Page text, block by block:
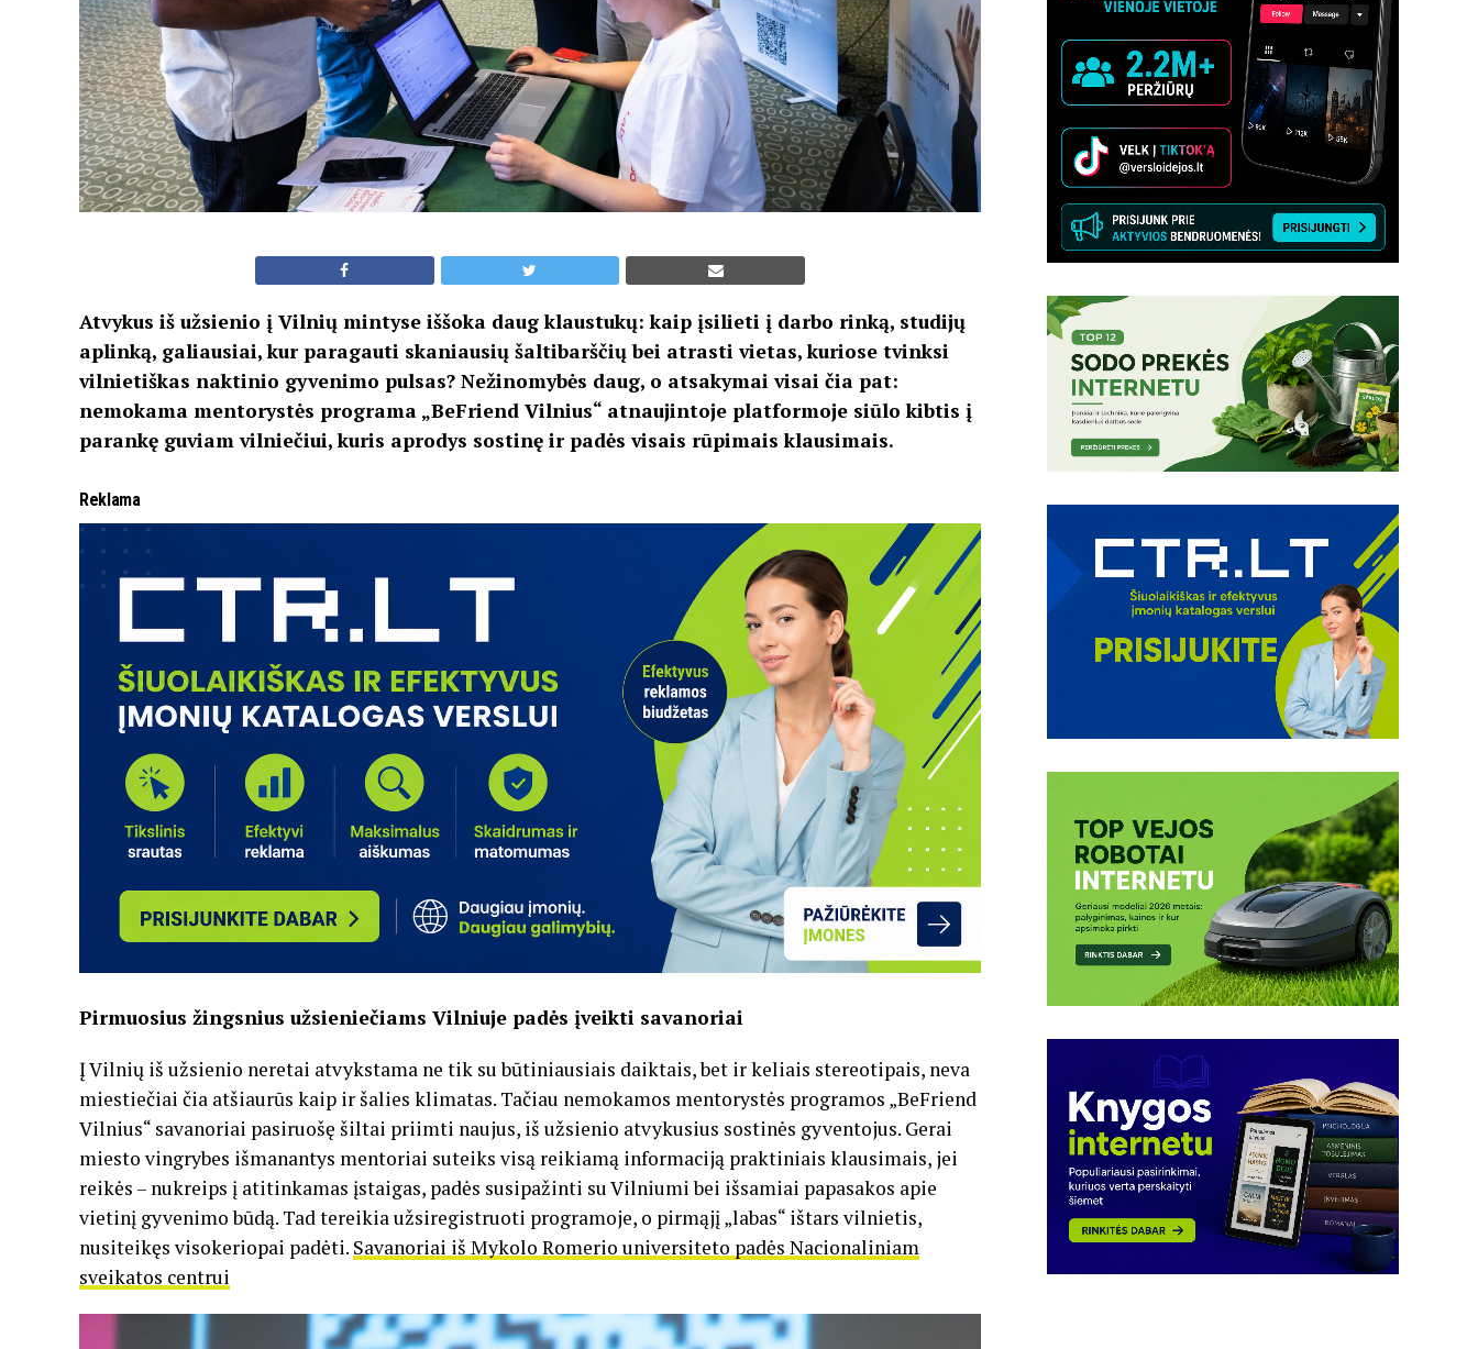
Atvykus iš užsienio į Vilnių mintyse iššoka daug klaustukų: kaip įsilieti į darbo rinką, studijų
aplinką, galiausiai, kur paragauti skaniausių šaltibarščių bei atrasti vietas, kuriose tvinksi
vilnietiškas naktinio gyvenimo pulsas? Nežinomybės daug, o atsakymai visai čia pat:
nemokama mentorystės programa „BeFriend Vilnius“ atnaujintoje platformoje siūlo kibtis į
parankę guviam vilniečiui, kuris aprodys sostinę ir padės visais rūpimais klausimais.
Reklama
Pirmuosius žingsnius užsieniečiams Vilniuje padės įveikti savanoriai
Į Vilnių iš užsienio neretai atvykstama ne tik su būtiniausiais daiktais, bet ir keliais stereotipais, neva
miestiečiai čia atšiaurūs kaip ir šalies klimatas. Tačiau nemokamos mentorystės programos „BeFriend
Vilnius“ savanoriai pasiruošę šiltai priimti naujus, iš užsienio atvykusius sostinės gyventojus. Gerai
miesto vingrybes išmanantys mentoriai suteiks visą reikiamą informaciją praktiniais klausimais, jei
reikės – nukreips į atitinkamas įstaigas, padės susipažinti su Vilniumi bei išsamiai papasakos apie
vietinį gyvenimo būdą. Tad tereikia užsiregistruoti programoje, o pirmąjį „labas“ ištars vilnietis,
nusiteikęs visokeriopai padėti. Savanoriai iš Mykolo Romerio universiteto padės Nacionaliniam
sveikatos centrui